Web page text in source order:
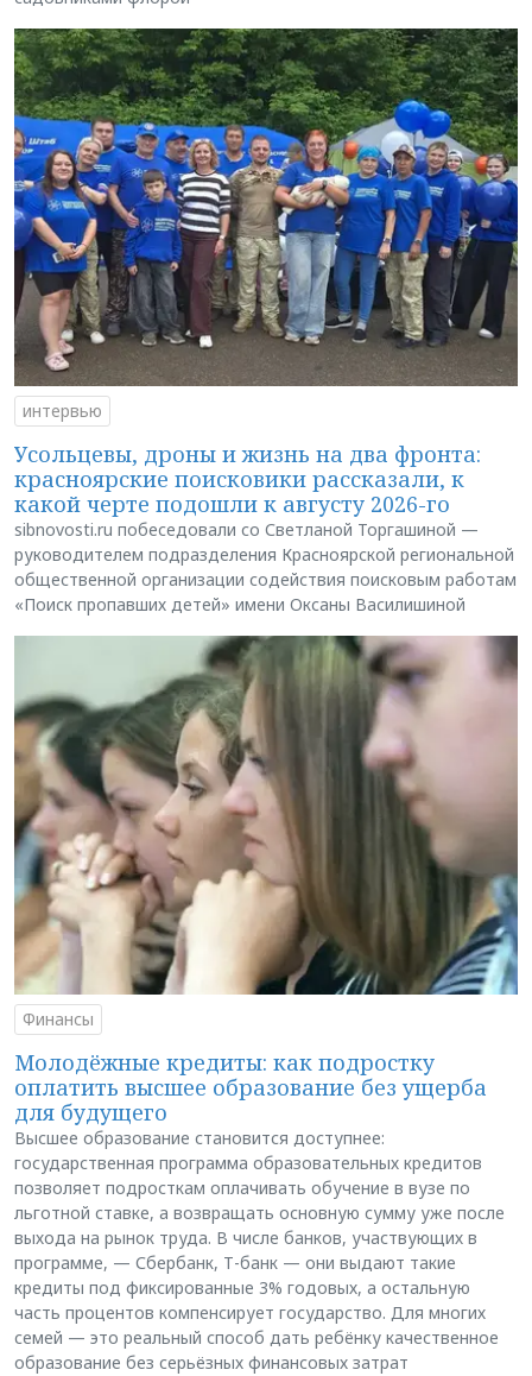
интервью
Усольцевы, дроны и жизнь на два фронта:
красноярские поисковики рассказали, к
какой черте подошли к августу 2026-го
sibnovosti.ru побеседовали со Светланой Торгашиной —
руководителем подразделения Красноярской региональной
общественной организации содействия поисковым работам
«Поиск пропавших детей» имени Оксаны Василишиной
Финансы
Молодёжные кредиты: как подростку
оплатить высшее образование без ущерба
для будущего
Высшее образование становится доступнее:
государственная программа образовательных кредитов
позволяет подросткам оплачивать обучение в вузе по
льготной ставке, а возвращать основную сумму уже после
выхода на рынок труда. В числе банков, участвующих в
программе, — Сбербанк, Т-банк — они выдают такие
кредиты под фиксированные 3% годовых, а остальную
часть процентов компенсирует государство. Для многих
семей — это реальный способ дать ребёнку качественное
образование без серьёзных финансовых затрат